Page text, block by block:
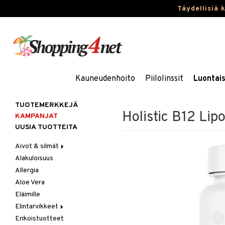
Täydellisiä
Kauneudenhoito Piilolinssit
Holistic B12
TUOTEMERKKEJÄ
KAMPANJAT
UUSIA TUOTTEITA
Aivot & silmät
Muisti
Rasvahapot
Silmät
Alakuloisuus
Allergia
Aloe Vera
Eläimille
Elintarvikkeet
Hedelmät & pähkinät
Erikoistuotteet